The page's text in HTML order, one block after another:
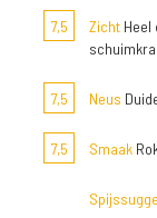
7,5
Zicht Heel
7,5 Neus
7,5 Smaak